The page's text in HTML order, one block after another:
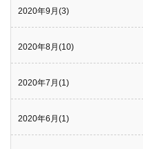
2020年9月(3)
2020年8月(10)
2020年7月(1)
2020年6月(1)